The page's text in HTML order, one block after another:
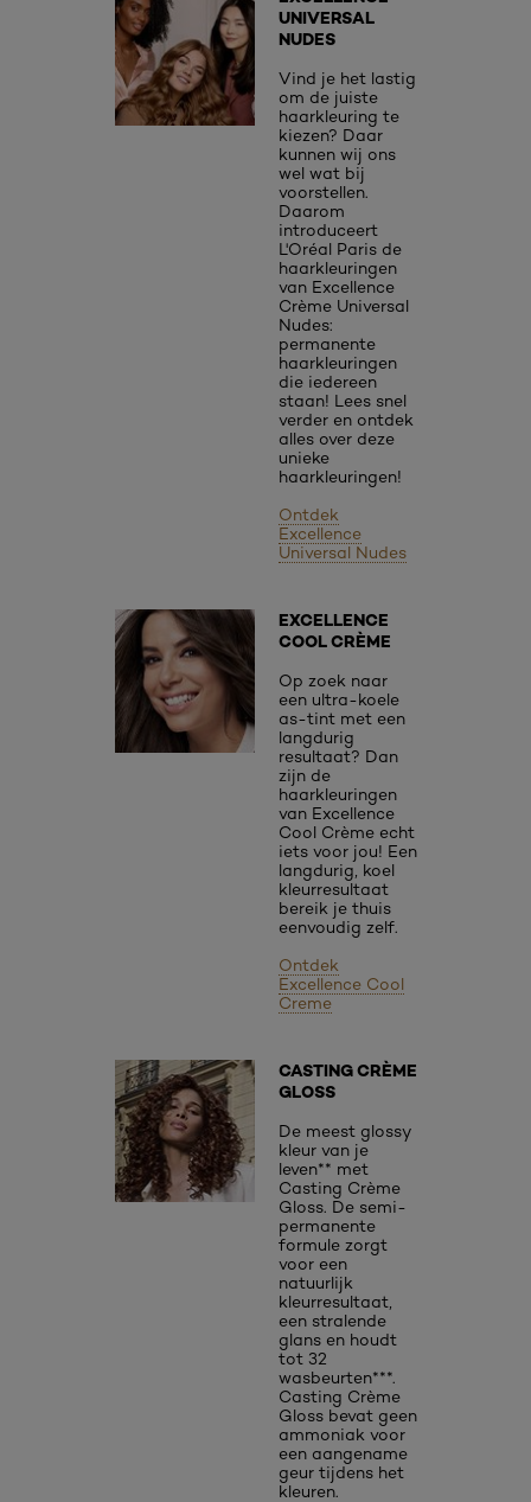
UNIVERSAL
NUDES
Vind je het lastig
om de juiste
haarkleuring te
kiezen? Daar
kunnen wij ons
wel wat bij
voorstellen.
Daarom
introduceert
L'Oréal Paris de
haarkleuringen
van Excellence
Crème Universal
Nudes:
permanente
haarkleuringen
die iedereen
staan! Lees snel
verder en ontdek
alles over deze
unieke
haarkleuringen!
Ontdek
Excellence
Universal Nudes
EXCELLENCE
COOL CRÈME
Op zoek naar
een ultra-koele
as-tint met een
langdurig
resultaat? Dan
zijn de
haarkleuringen
van Excellence
Cool Crème echt
iets voor jou! Een
langdurig, koel
kleurresultaat
bereik je thuis
eenvoudig zelf.
Ontdek
Excellence Cool
Creme
CASTING CRÈME
GLOSS
De meest glossy
kleur van je
leven** met
Casting Crème
Gloss. De semi-
permanente
formule zorgt
voor een
natuurlijk
kleurresultaat,
een stralende
glans en houdt
tot 32
wasbeurten***.
Casting Crème
Gloss bevat geen
ammoniak voor
een aangename
geur tijdens het
kleuren.